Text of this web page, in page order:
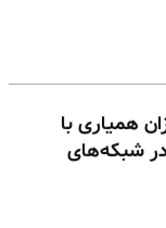
همیاری با
شبکه‌های